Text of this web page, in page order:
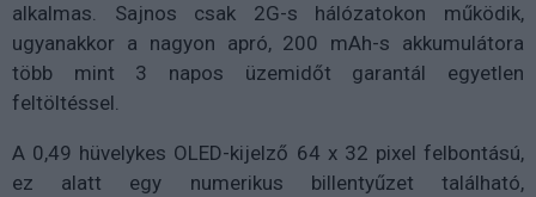
alkalmas. Sajnos csak 2G-s hálózatokon működik,
ugyanakkor a nagyon apró, 200 mAh-s akkumulátora
több mint 3 napos üzemidőt garantál egyetlen
feltöltéssel.
A 0,49 hüvelykes OLED-kijelző 64 x 32 pixel felbontású,
ez alatt egy numerikus billentyűzet található,